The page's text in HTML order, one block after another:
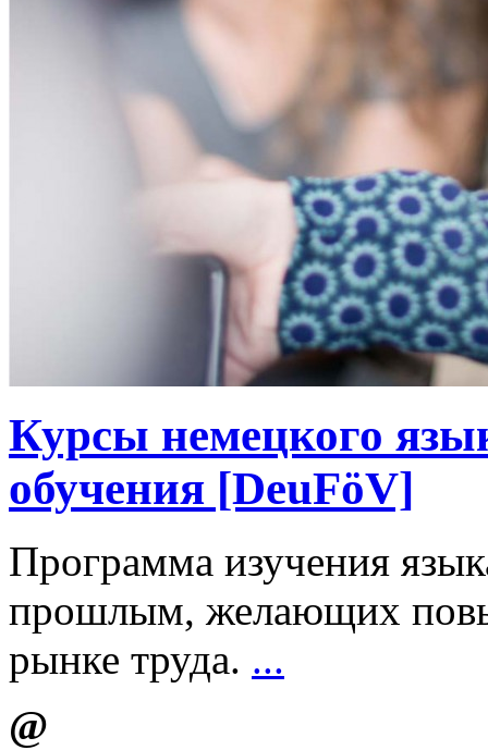
Курсы немецкого
обучения [DeuFöV]
Программа изучения
прошлым, желающих
рынке труда. ...
@